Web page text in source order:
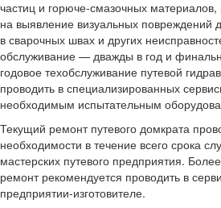
частиц и горюче-смазочных
на выявление визуальных повреждений
в сварочных швах и других
обслуживание — дважды в год и
годовое техобслуживание путевой
проводить в специализированных
необходимым испытательным
Текущий ремонт путевого домкрата
необходимости в течение всего срока
мастерских путевого предприятия.
ремонт рекомендуется проводить в
предприятии-изготовителе.